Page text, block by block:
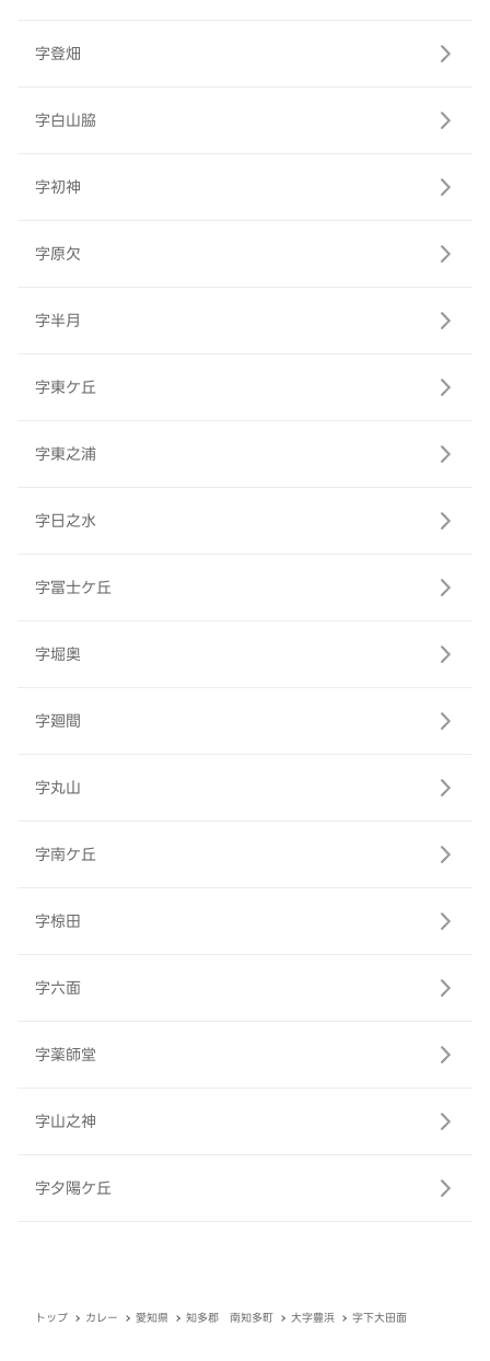
字登畑
字白山脇
字初神
字原欠
字半月
字東ケ丘
字東之浦
字日之水
字冨士ケ丘
字堀奥
字廻間
字丸山
字南ケ丘
字椋田
字六面
字薬師堂
字山之神
字夕陽ケ丘
トップ カレー 愛知県 知多郡 南知多町 大字豊浜 字下大田面